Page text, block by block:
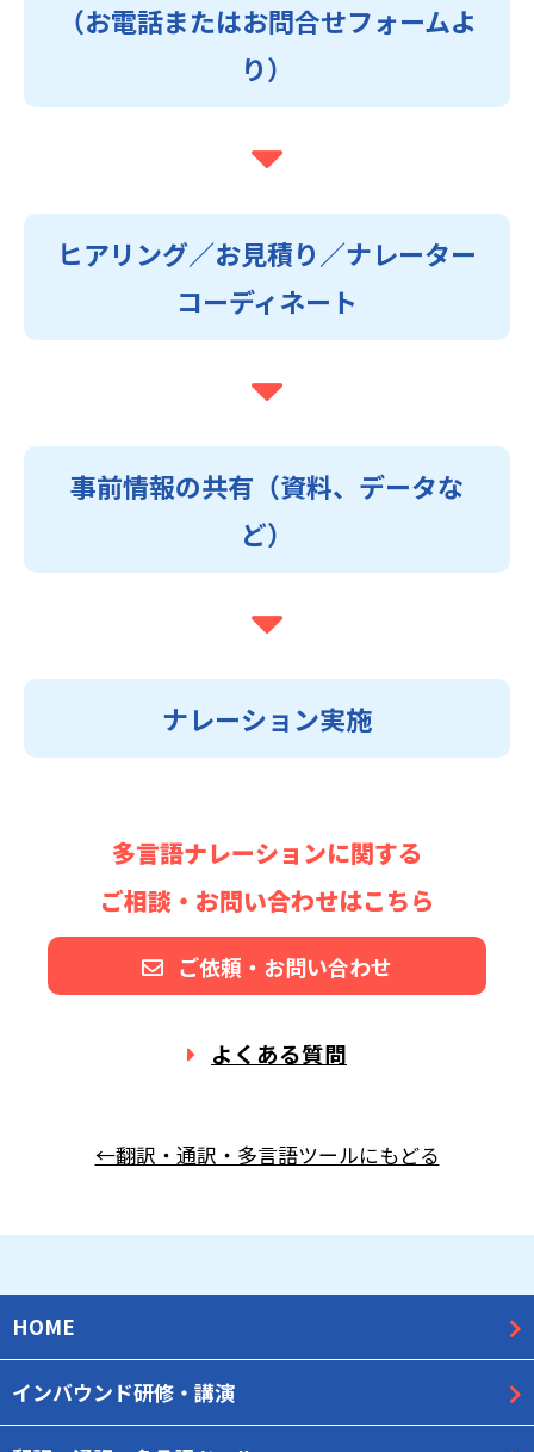
（お電話またはお問合せフォームよ
り）
ヒアリング／お見積り／ナレーター
コーディネート
事前情報の共有（資料、データな
ど）
ナレーション実施
多言語ナレーションに関する
ご相談・お問い合わせはこちら
ご依頼・お問い合わせ
よくある質問
←翻訳・通訳・多言語ツールにもどる
HOME
インバウンド研修・講演